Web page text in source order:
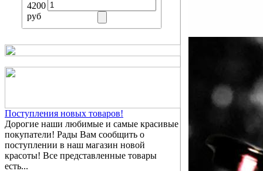
4200
руб
Поступления новых товаров!
Дорогие наши любимые и самые красивые
покупатели! Рады Вам сообщить о
поступлении в наш магазин новой
красоты! Все представленные товары
есть...